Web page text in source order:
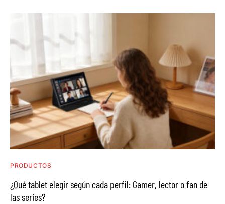
PRODUCTOS
¿Qué tablet elegir según cada perfil: Gamer, lector o fan de
las series?